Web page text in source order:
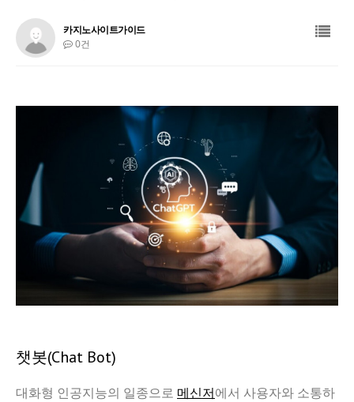
카지노사이트가이드
0건
챗봇(Chat Bot)
대화형 인공지능의 일종으로 메신저에서 사용자와 소통하